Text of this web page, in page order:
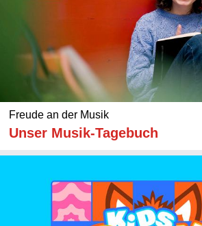
Freude an der Musik
Unser Musik-Tagebuch